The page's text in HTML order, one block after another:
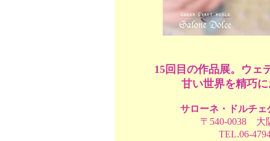
15回目の作品展。ウェ
甘い世界を精巧
サローネ・ドルチ
〒540-0038 大
TEL.06-